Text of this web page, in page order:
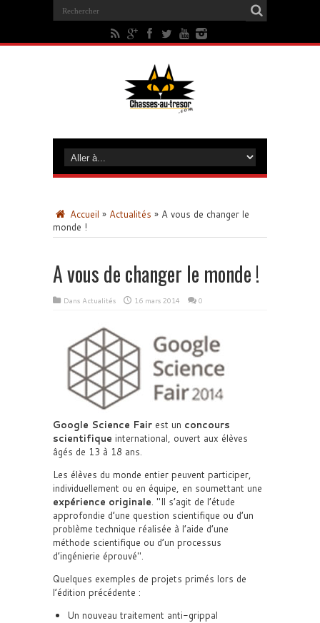
Accueil » Actualités » A vous de changer le
monde !
A vous de changer le monde !
Dans Actualités 16 mars 2014 0
Google Science Fair est un concours
scientifique international, ouvert aux élèves
âgés de 13 à 18 ans.
Les élèves du monde entier peuvent participer,
individuellement ou en équipe, en sou­met­tant une
expé­rience ori­gi­nale.
Il s’agit de l’étude
approfondie d’une question scientifique ou d’un
problème technique réalisée à l’aide d’une
méthode scientifique ou d’un processus
d’ingénierie éprouvé .
Quelques exemples de projets primés lors de
l’édition précédente :
Un nouveau traitement anti-grippal